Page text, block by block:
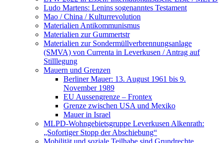
Ludo Martens: Lenins sogenanntes Testament
Mao / China / Kulturrevolution
Materialien Antikommunismus
Materialien zur Gummertstr
Materialien zur Sondermüllverbrennungsanlage
(SMVA) von Currenta in Leverkusen / Antrag auf
Stilllegung
Mauern und Grenzen
Berliner Mauer: 13. August 1961 bis 9.
November 1989
EU Aussengrenze – Frontex
Grenze zwischen USA und Mexiko
Mauer in Israel
MLPD-Wohngebietsgruppe Leverkusen Alkenrath:
„Sofortiger Stopp der Abschiebung“
Mobilität und soziale Teilhabe sind Grundrechte